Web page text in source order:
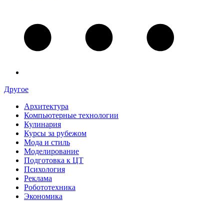
Другое
Архитектура
Компьютерные технологии
Кулинария
Курсы за рубежом
Мода и стиль
Моделирование
Подготовка к ЦТ
Психология
Реклама
Робототехника
Экономика